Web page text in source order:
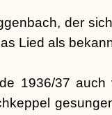
der
Lied als
1936/37